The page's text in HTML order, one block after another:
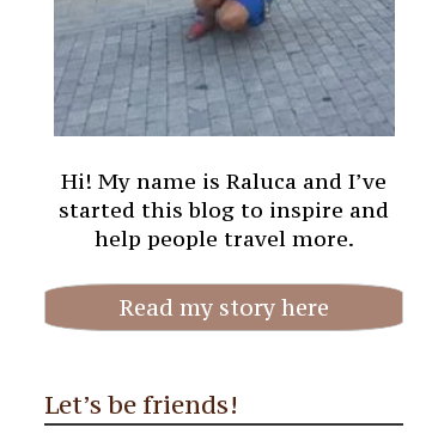
Hi! My name is Raluca and I’ve
started this blog to inspire and
help people travel more.
Read my story here
Let’s be friends!